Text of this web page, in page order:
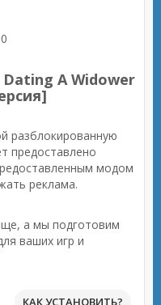
A Widower
разблокированную
предоставлено
модом
реклама.
а мы подготовим
ваших игр и
КАК УСТАНОВИТЬ?